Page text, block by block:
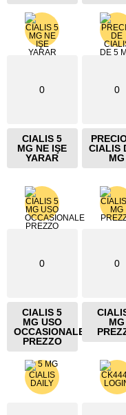
0
CIALIS 5
MG NE IŞE
YARAR
0
CIALIS
MG
0
CIALIS 5
MG USO
OCCASIONALE
PREZZO
0
MG